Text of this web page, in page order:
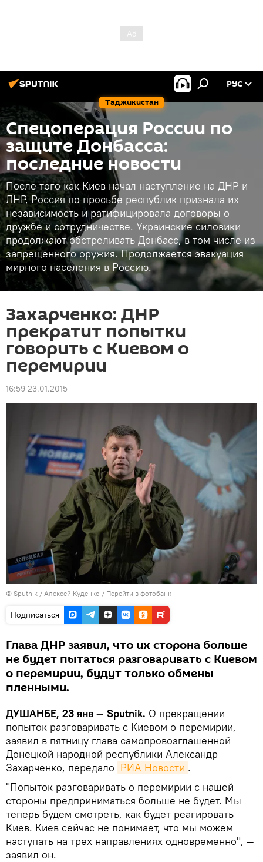
Таджикистан
РУС
Спецоперация России по
защите Донбасса:
последние новости
После того как Киев начал наступление на ДНР и
ЛНР, Россия по просьбе республик признала их
независимость и ратифицировала договоры о
дружбе и сотрудничестве. Украинские силовики
продолжают обстреливать Донбасс, в том числе из
запрещенного оружия. Продолжается эвакуация
мирного населения в Россию.
Захарченко: ДНР
прекратит попытки
говорить с Киевом о
перемирии
16:59 23.01.2015
© Sputnik / Алексей Куденко / Перейти в фотобанк
Подписаться
Глава ДНР заявил, что их сторона больше
не будет пытаться разговаривать с Киевом
о перемирии, будут только обмены
пленными.
ДУШАНБЕ, 23 янв — Sputnik. О прекращении
попыток разговаривать с Киевом о перемирии,
заявил в пятницу глава самопровозглашенной
Донецкой народной республики Александр
Захарченко, передало РИА Новости .
"Попыток разговаривать о перемирии с нашей
стороны предприниматься больше не будет. Мы
теперь будем смотреть, как будет реагировать
Киев. Киев сейчас не понимает, что мы можем
наступать на трех направлениях одновременно", —
заявил он.